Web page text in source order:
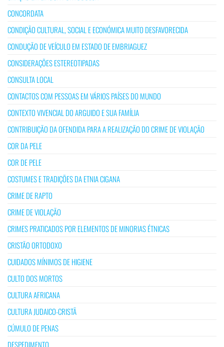
CONCORDATA
CONDIÇÃO CULTURAL, SOCIAL E ECONÓMICA MUITO DESFAVORECIDA
CONDUÇÃO DE VEÍCULO EM ESTADO DE EMBRIAGUEZ
CONSIDERAÇÕES ESTEREOTIPADAS
CONSULTA LOCAL
CONTACTOS COM PESSOAS EM VÁRIOS PAÍSES DO MUNDO
CONTEXTO VIVENCIAL DO ARGUIDO E SUA FAMÍLIA
CONTRIBUIÇÃO DA OFENDIDA PARA A REALIZAÇÃO DO CRIME DE VIOLAÇÃO
COR DA PELE
COR DE PELE
COSTUMES E TRADIÇÕES DA ETNIA CIGANA
CRIME DE RAPTO
CRIME DE VIOLAÇÃO
CRIMES PRATICADOS POR ELEMENTOS DE MINORIAS ÉTNICAS
CRISTÃO ORTODOXO
CUIDADOS MÍNIMOS DE HIGIENE
CULTO DOS MORTOS
CULTURA AFRICANA
CULTURA JUDAICO-CRISTÃ
CÚMULO DE PENAS
DESPEDIMENTO